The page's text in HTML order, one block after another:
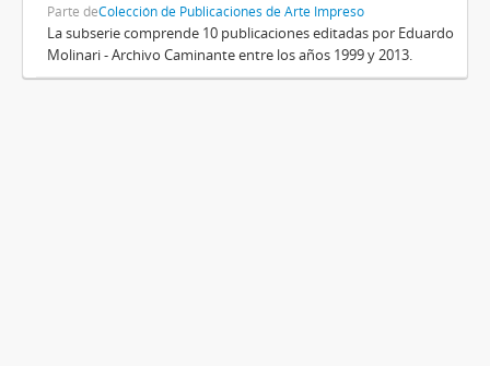
Parte deColección de Publicaciones de Arte Impreso
La subserie comprende 10 publicaciones editadas por Eduardo
Molinari - Archivo Caminante entre los años 1999 y 2013.